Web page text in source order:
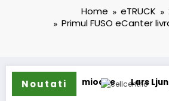
Home eTRUCK
Primul FUSO eCanter
Noutati
camioane Lars Ljungström a